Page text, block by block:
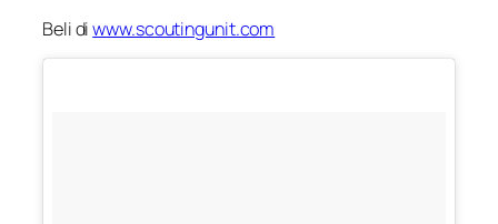
Beli diwww.scoutingunit.com